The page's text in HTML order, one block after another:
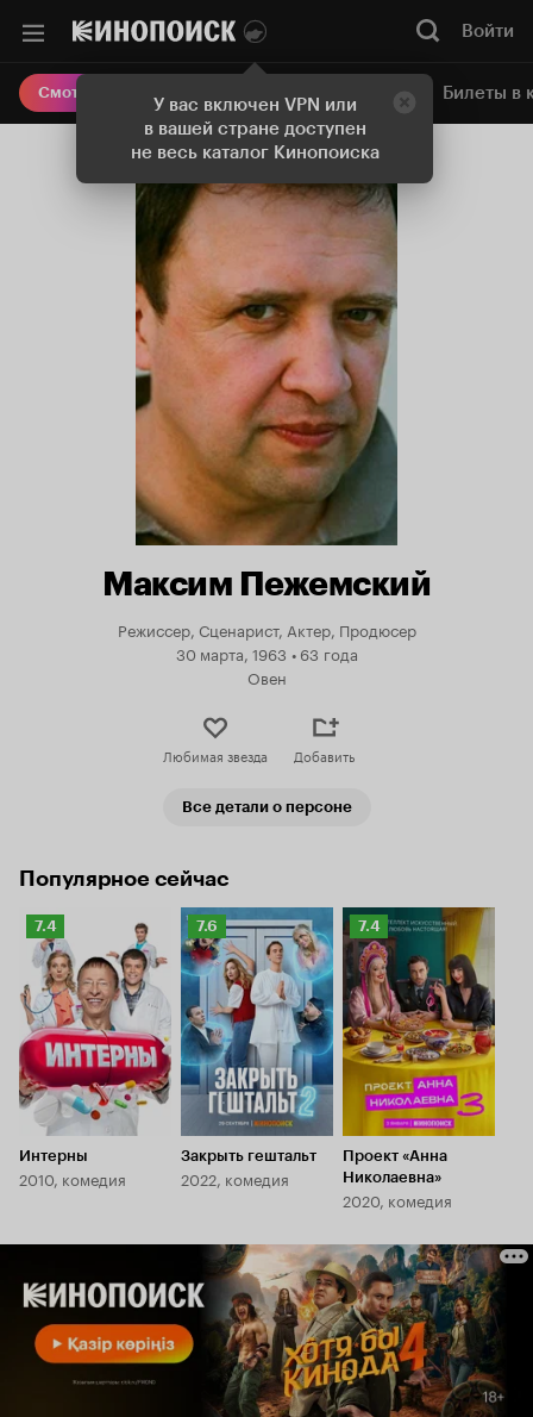
У вас включен VPN или
в вашей стране доступен
не весь каталог Кинопоиска
Войти
Смотреть кино Онлайн-кинотеатр Билеты в
Максим Пежемский
Режиссер, Сценарист, Актер, Продюсер
30 марта, 1963 • 63 года
Овен
Любимая звезда Добавить
Все детали о персоне
Популярное сейчас
Рейтинг
Кинопоиска
7.4
7.4
Интерны
2010, комедия
Рейтинг
Кинопоиска
7.6
7.6
Закрыть гештальт
2022, комедия
Рейтинг
Кинопоиска
7.4
7.4
Проект «Анна
Николаевна»
2020, комедия